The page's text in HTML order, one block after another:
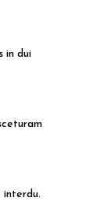
in dui
interdu.